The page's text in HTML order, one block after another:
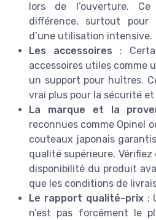
lors de l’ouverture.
différence, surtout
d’une utilisation intensive.
Les accessoires :
accessoires utiles comme
un support pour huîtres.
vrai plus pour la sécurité
La marque et la
reconnues comme Opinel
couteaux japonais
qualité supérieure.
disponibilité du produit
que les conditions de
Le rapport qualité-prix:
n’est pas forcément le